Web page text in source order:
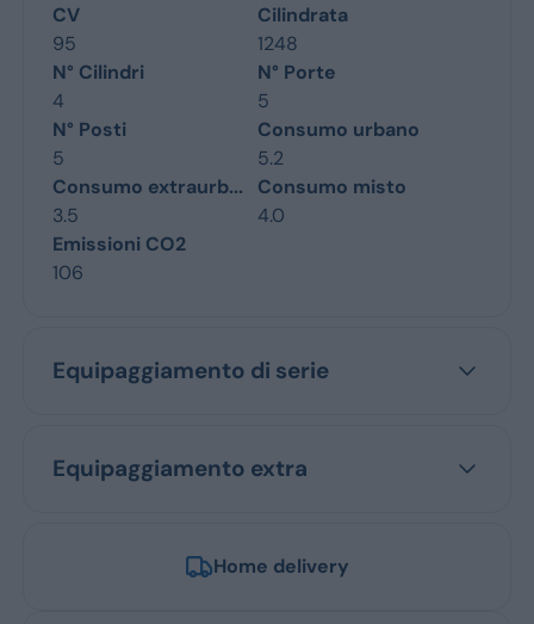
CV
95
Cilindrata
1248
N° Cilindri
4
N° Porte
5
N° Posti
5
Consumo urbano
5.2
Consumo extraurb...
3.5
Consumo misto
4.0
Emissioni CO2
106
Equipaggiamento di serie
Equipaggiamento extra
Home delivery